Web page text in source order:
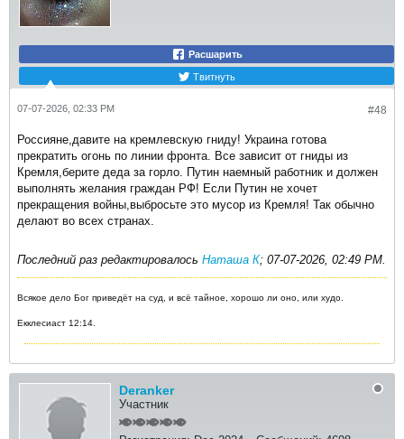
Расшарить
Твитнуть
#48
07-07-2026, 02:33 PM
Россияне,давите на кремлевскую гниду! Украина готова
прекратить огонь по линии фронта. Все зависит от гниды из
Кремля,берите деда за горло. Путин наемный работник и должен
выполнять желания граждан РФ! Если Путин не хочет
прекращения войны,выбросьте это мусор из Кремля! Так обычно
делают во всех странах.
Последний раз редактировалось Наташа К; 07-07-2026, 02:49 PM.
Всякое дело Бог приведёт на суд, и всё тайное, хорошо ли оно, или худо.
Екклесиаст 12:14.
Deranker
Участник